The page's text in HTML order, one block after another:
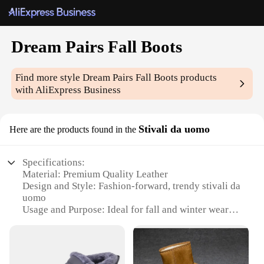
Dream Pairs Fall Boots
Find more styleDream Pairs Fall Boots products
with AliExpress Business
Here are the products found in the Stivali da uomo
Specifications:
Material: Premium Quality Leather
Design and Style: Fashion-forward, trendy stivali da
uomo
Usage and Purpose: Ideal for fall and winter wear
Shape or Size or Weight or Quantity: Available in
multiple sizes and styles